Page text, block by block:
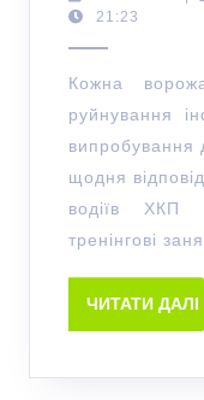
21:23
Кожна
руйнування
випробування
щодня
водіїв ХКП
тренінгові
ЧИТАТИ ДАЛІ